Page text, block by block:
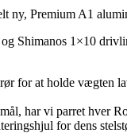
ny, Premium A1
Shimanos 1×10
for at holde vægten
har vi parret hver
for dens